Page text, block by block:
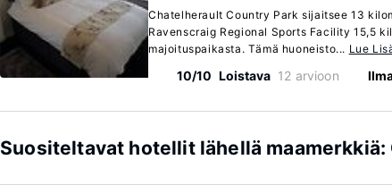
Chatelherault Country Park sijaitsee 13
Ravenscraig Regional Sports Facility 15,5
majoituspaikasta. Tämä huoneisto... Lue
10/10 Loistava 12 arvioon
Suositeltavat hotellit lähellä maamerkkiä: